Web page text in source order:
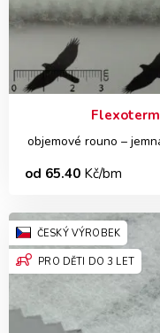
objemové rouno –
od 65.40 Kč/bm
ČESKÝ VÝROBEK
PRO DĚTI DO 3 LET